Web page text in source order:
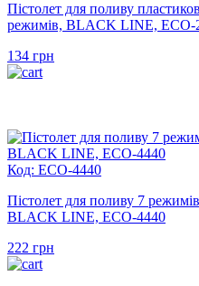
Пістолет для поливу
режимів, BLACK LINE, ECO-
134 грн
Код: ECO-4440
Пістолет для поливу 7
BLACK LINE, ECO-4440
222 грн